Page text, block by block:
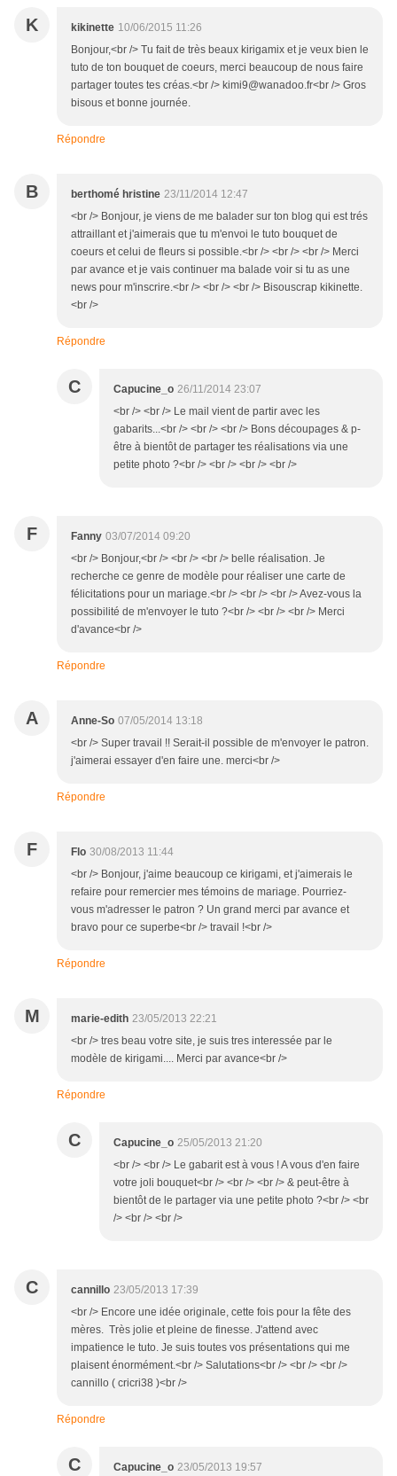
K kikinette 10/06/2015 11:26
Bonjour,<br /> Tu fait de très beaux kirigamix et je veux bien le
tuto de ton bouquet de coeurs, merci beaucoup de nous faire
partager toutes tes créas.<br /> kimi9@wanadoo.fr<br /> Gros
bisous et bonne journée.
Répondre
B berthomé hristine 23/11/2014 12:47
<br /> Bonjour, je viens de me balader sur ton blog qui est trés
attraillant et j'aimerais que tu m'envoi le tuto bouquet de
coeurs et celui de fleurs si possible.<br /> <br /> <br /> Merci
par avance et je vais continuer ma balade voir si tu as une
news pour m'inscrire.<br /> <br /> <br /> Bisouscrap kikinette.
<br />
Répondre
C Capucine_o 26/11/2014 23:07
<br /> <br /> Le mail vient de partir avec les
gabarits...<br /> <br /> <br /> Bons découpages & p-
être à bientôt de partager tes réalisations via une
petite photo ?<br /> <br /> <br /> <br />
F Fanny 03/07/2014 09:20
<br /> Bonjour,<br /> <br /> <br /> belle réalisation. Je
recherche ce genre de modèle pour réaliser une carte de
félicitations pour un mariage.<br /> <br /> <br /> Avez-vous la
possibilité de m'envoyer le tuto ?<br /> <br /> <br /> Merci
d'avance<br />
Répondre
A Anne-So 07/05/2014 13:18
<br /> Super travail !! Serait-il possible de m'envoyer le patron.
j'aimerai essayer d'en faire une. merci<br />
Répondre
F Flo 30/08/2013 11:44
<br /> Bonjour, j'aime beaucoup ce kirigami, et j'aimerais le
refaire pour remercier mes témoins de mariage. Pourriez-
vous m'adresser le patron ? Un grand merci par avance et
bravo pour ce superbe<br /> travail !<br />
Répondre
M marie-edith 23/05/2013 22:21
<br /> tres beau votre site, je suis tres interessée par le
modèle de kirigami.... Merci par avance<br />
Répondre
C Capucine_o 25/05/2013 21:20
<br /> <br /> Le gabarit est à vous ! A vous d'en faire
votre joli bouquet<br /> <br /> <br /> & peut-être à
bientôt de le partager via une petite photo ?<br /> <br
/> <br /> <br />
C cannillo 23/05/2013 17:39
<br /> Encore une idée originale, cette fois pour la fête des
mères. Très jolie et pleine de finesse. J'attend avec
impatience le tuto. Je suis toutes vos présentations qui me
plaisent énormément.<br /> Salutations<br /> <br /> <br />
cannillo ( cricri38 )<br />
Répondre
C Capucine_o 23/05/2013 19:57